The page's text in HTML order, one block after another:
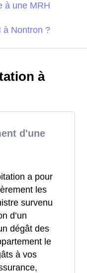
à une MRH
à Nontron ?
à
d'une
a pour
les
survenu
d’un
dégât des
le
à vos